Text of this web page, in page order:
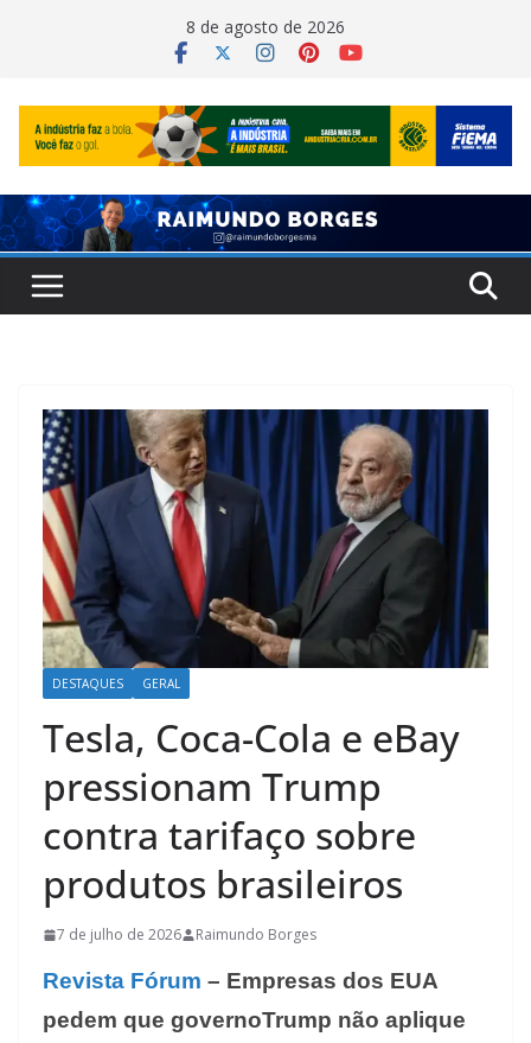
8 de agosto de 2026
DESTAQUES GERAL
Tesla, Coca-Cola e eBay
pressionam Trump
contra tarifaço sobre
produtos brasileiros
7 de julho de 2026 Raimundo Borges
Revista Fórum – Empresas dos EUA
pedem que governoTrump não aplique